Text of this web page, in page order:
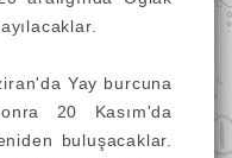
Yay burcuna
20 Kasım'da
buluşacaklar.